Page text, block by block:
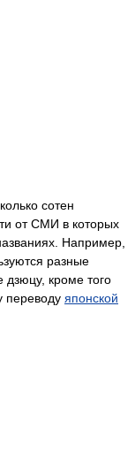
сотен
от СМИ в которых
Например,
разные
дзюцу, кроме того
переводу японской